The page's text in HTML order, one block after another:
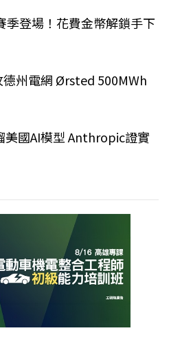
季登場！花費金幣解鎖手下
州電網 Ørsted 500MWh
美國AI模型 Anthropic證實